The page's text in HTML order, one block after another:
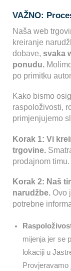
VAŽNO:
Naša web
kreiranje
dobave, svaka
ponudu.
po primitku
Kako bismo
raspoloživosti,
primjenjujemo
Korak 1: Vi
trgovine.
prodajnom timu.
Korak 2: Naš
narudžbe. Ovo
potrebne
mijenja jer se
lokaciji u
Provjeravamo